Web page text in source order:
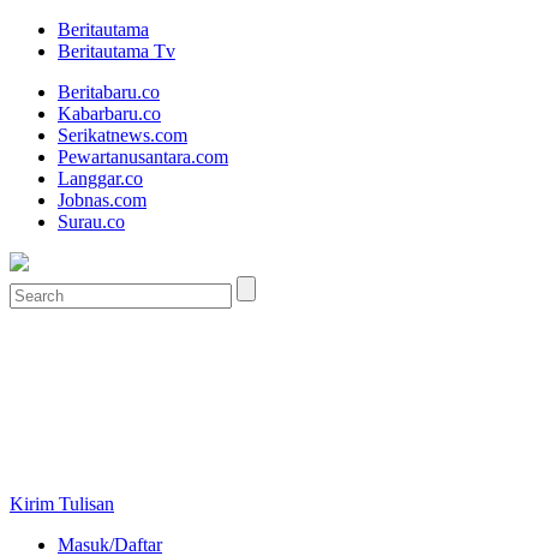
Beritautama
Beritautama Tv
Beritabaru.co
Kabarbaru.co
Serikatnews.com
Pewartanusantara.com
Langgar.co
Jobnas.com
Surau.co
Kirim Tulisan
Masuk/Daftar